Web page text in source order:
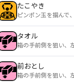
たこやき
ピンポン玉を掴んで
タオル
箱の手前側を狙い、
前おとし
箱の手前側を狙い、